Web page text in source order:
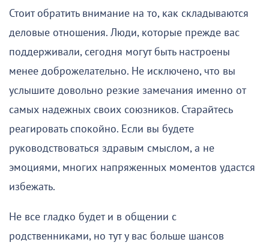
Стоит обратить внимание на то, как складываются
деловые отношения. Люди, которые прежде вас
поддерживали, сегодня могут быть настроены
менее доброжелательно. Не исключено, что вы
услышите довольно резкие замечания именно от
самых надежных своих союзников. Старайтесь
реагировать спокойно. Если вы будете
руководствоваться здравым смыслом, а не
эмоциями, многих напряженных моментов удастся
избежать.
Не все гладко будет и в общении с
родственниками, но тут у вас больше шансов